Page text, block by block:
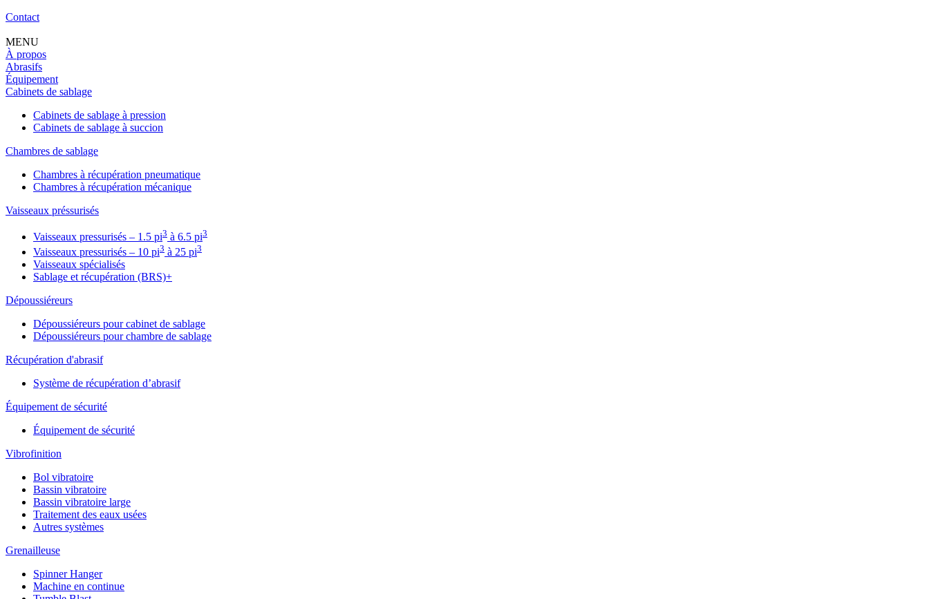
Contact
MENU
À propos
Abrasifs
Équipement
Cabinets de sablage
Cabinets de sablage à pression
Cabinets de sablage à succion
Chambres de sablage
Chambres à récupération pneumatique
Chambres à récupération mécanique
Vaisseaux préssurisés
Vaisseaux pressurisés – 1.5 pi3 à 6.5 pi3
Vaisseaux pressurisés – 10 pi3 à 25 pi3
Vaisseaux spécialisés
Sablage et récupération (BRS)+
Dépoussiéreurs
Dépoussiéreurs pour cabinet de sablage
Dépoussiéreurs pour chambre de sablage
Récupération d'abrasif
Système de récupération d’abrasif
Équipement de sécurité
Équipement de sécurité
Vibrofinition
Bol vibratoire
Bassin vibratoire
Bassin vibratoire large
Traitement des eaux usées
Autres systèmes
Grenailleuse
Spinner Hanger
Machine en continue